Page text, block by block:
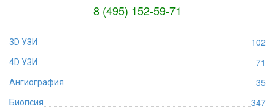
8 (495) 152-59-71
3D УЗИ 102
4D УЗИ 71
Ангиография 35
Биопсия 347